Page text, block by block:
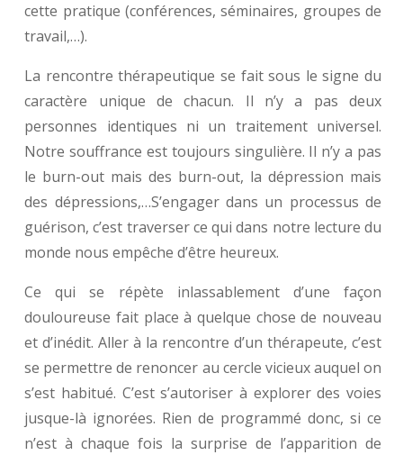
cette pratique (conférences, séminaires, groupes de
travail,…).
La rencontre thérapeutique se fait sous le signe du
caractère unique de chacun. Il n’y a pas deux
personnes identiques ni un traitement universel.
Notre souffrance est toujours singulière. Il n’y a pas
le burn-out mais des burn-out, la dépression mais
des dépressions,…S’engager dans un processus de
guérison, c’est traverser ce qui dans notre lecture du
monde nous empêche d’être heureux.
Ce qui se répète inlassablement d’une façon
douloureuse fait place à quelque chose de nouveau
et d’inédit. Aller à la rencontre d’un thérapeute, c’est
se permettre de renoncer au cercle vicieux auquel on
s’est habitué. C’est s’autoriser à explorer des voies
jusque-là ignorées. Rien de programmé donc, si ce
n’est à chaque fois la surprise de l’apparition de